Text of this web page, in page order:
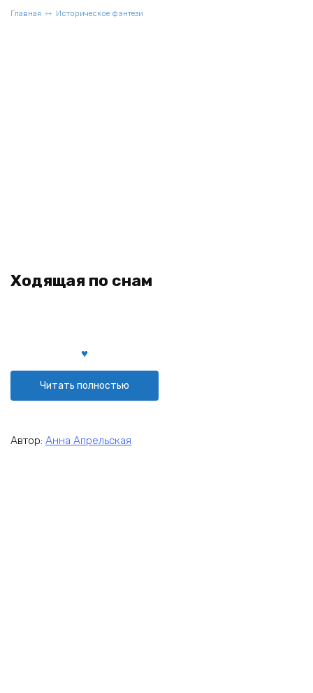
Главная Историческое фэнтези
Ходящая по снам
Читать полностью
Автор: Анна Апрельская